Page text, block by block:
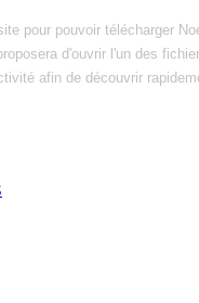
pour pouvoir télécharger
d'ouvrir l'un des
afin de découvrir